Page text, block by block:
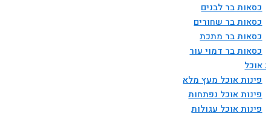
כסאות בר לבנים
כסאות בר שחורים
כסאות בר מתכת
כסאות בר דמוי עור
אוכל
פינות אוכל מעץ מלא
פינות אוכל נפתחות
פינות אוכל עגולות